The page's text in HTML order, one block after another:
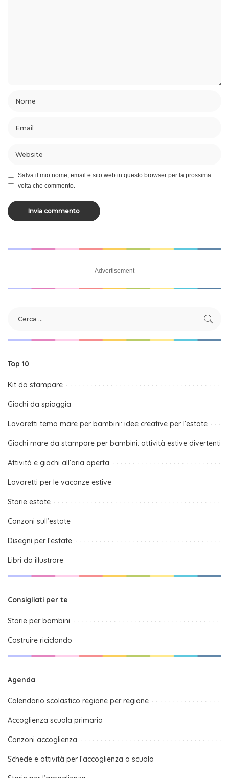
Salva il mio nome, email e sito web in questo browser per la prossima
volta che commento.
– Advertisement –
Top 10
Kit da stampare
Giochi da spiaggia
Lavoretti tema mare per bambini: idee creative per l’estate
Giochi mare da stampare per bambini: attività estive divertenti
Attività e giochi all’aria aperta
Lavoretti per le vacanze estive
Storie estate
Canzoni sull’estate
Disegni per l’estate
Libri da illustrare
Consigliati per te
Storie per bambini
Costruire riciclando
Agenda
Calendario scolastico regione per regione
Accoglienza scuola primaria
Canzoni accoglienza
Schede e attività per l’accoglienza a scuola